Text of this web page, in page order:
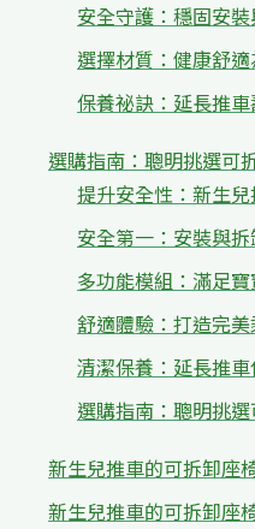
安全守護：穩固安
選擇材質：健康舒適
保養祕訣：延長推車
選購指南：聰明挑選可
提升安全性：新生
安全第一：安裝與
多功能模組：滿足
舒適體驗：打造完
清潔保養：延長推
選購指南：聰明挑
新生兒推車的可拆卸座
新生兒推車的可拆卸座